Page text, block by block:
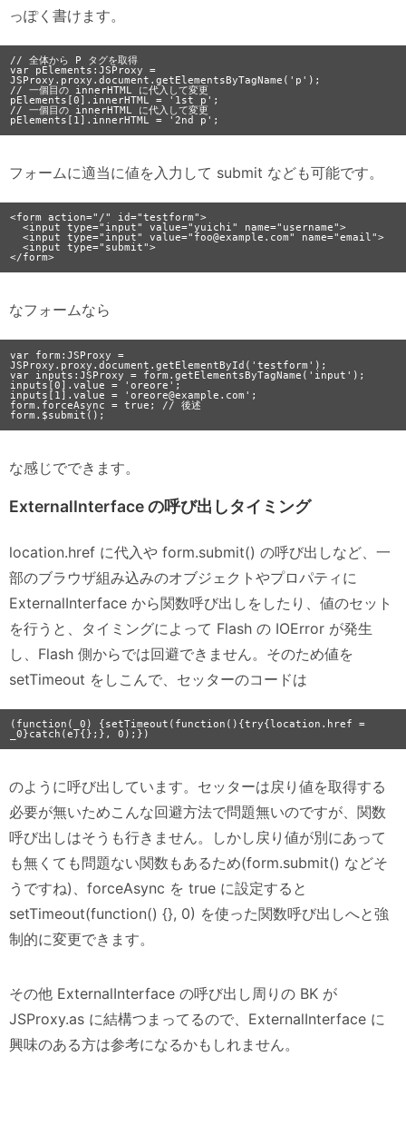
っぽく書けます。
// 全体から P タグを取得
var pElements:JSProxy =
JSProxy.proxy.document.getElementsByTagName('p');
// 一個目の innerHTML に代入して変更
pElements[0].innerHTML = '1st p';
// 一個目の innerHTML に代入して変更
フォームに適当に値を入力して submit なども可能です。
<form action="/" id="testform">
  <input type="input" value="yuichi" name="username">
  <input type="input" value="foo@example.com" name="email">
  <input type="submit">
なフォームなら
var form:JSProxy =
JSProxy.proxy.document.getElementById('testform');
var inputs:JSProxy = form.getElementsByTagName('input');
inputs[0].value = 'oreore';
inputs[1].value = 'oreore@example.com';
form.forceAsync = true; // 後述
な感じでできます。
ExternalInterface の呼び出しタイミング
location.href に代入や form.submit() の呼び出しなど、一
部のブラウザ組み込みのオブジェクトやプロパティに
ExternalInterface から関数呼び出しをしたり、値のセット
を行うと、タイミングによって Flash の IOError が発生
し、Flash 側からでは回避できません。そのため値を
setTimeout をしこんで、セッターのコードは
(function(_0) {setTimeout(function(){try{location.href =
のように呼び出しています。セッターは戻り値を取得する
必要が無いためこんな回避方法で問題無いのですが、関数
呼び出しはそうも行きません。しかし戻り値が別にあって
も無くても問題ない関数もあるため(form.submit() などそ
うですね)、forceAsync を true に設定すると
setTimeout(function() {}, 0) を使った関数呼び出しへと強
制的に変更できます。
その他 ExternalInterface の呼び出し周りの BK が
JSProxy.as に結構つまってるので、ExternalInterface に
興味のある方は参考になるかもしれません。